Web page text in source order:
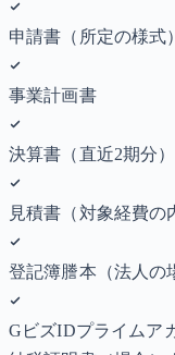
申請書（所定の様式）
事業計画書
決算書（直近2期分）
見積書（対象経費の
登記簿謄本（法人の
GビズIDプライムア